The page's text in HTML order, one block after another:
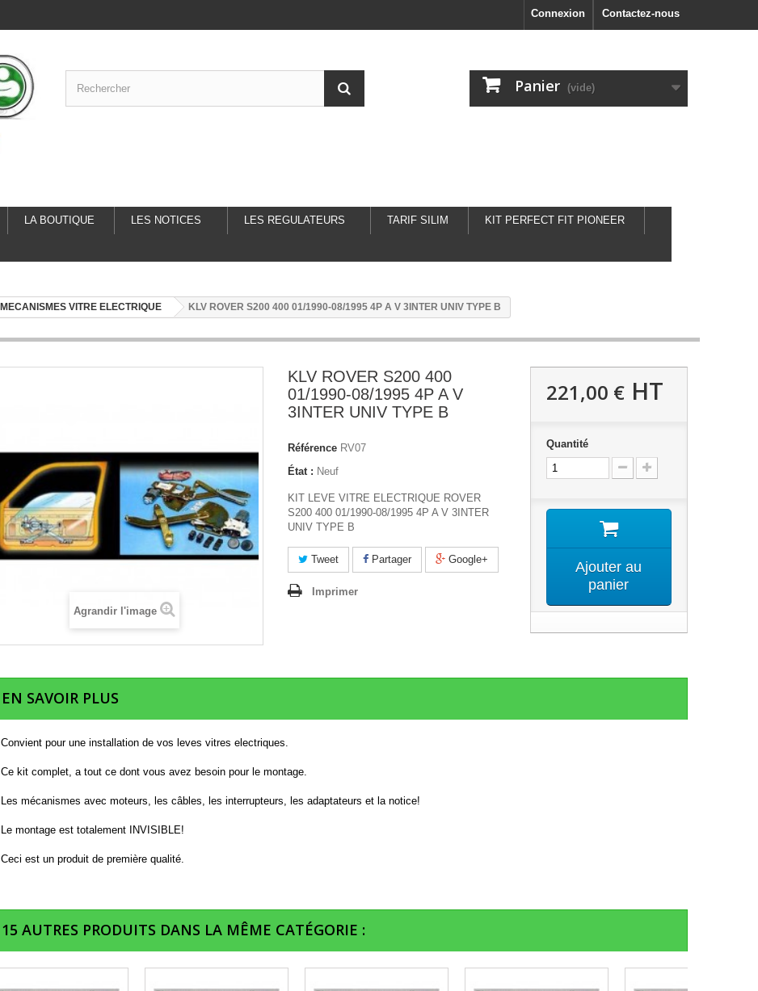
Contactez-nous
Connexion
Panier (vide)
LA BOUTIQUE LES NOTICES LES REGULATEURS TARIF SILIM KIT PERFECT FIT PIONEER
MECANISMES VITRE ELECTRIQUE KLV ROVER S200 400 01/1990-08/1995 4P A V 3INTER UNIV TYPE B
Agrandir l'image
KLV ROVER S200 400
01/1990-08/1995 4P A V
3INTER UNIV TYPE B
Référence RV07
État : Neuf
KIT LEVE VITRE ELECTRIQUE ROVER
S200 400 01/1990-08/1995 4P A V 3INTER
UNIV TYPE B
Tweet Partager Google+
Imprimer
221,00 €HT
Quantité
Ajouter au
panier
EN SAVOIR PLUS
Convient pour une installation de vos leves vitres electriques.
Ce kit complet, a tout ce dont vous avez besoin pour le montage.
Les mécanismes avec moteurs, les câbles, les interrupteurs, les adaptateurs et la notice!
Le montage est totalement INVISIBLE!
Ceci est un produit de première qualité.
15 AUTRES PRODUITS DANS LA MÊME CATÉGORIE :